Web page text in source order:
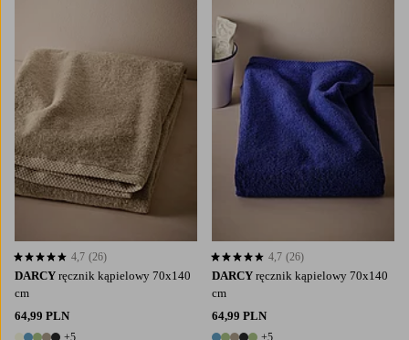
DARCY ręcznik kąpielowy 70x140
cm
64,99 PLN
+5
4,7 opierając się na 26 ocenach
4,7 (26)
DARCY ręcznik kąpielowy 70x140
cm
64,99 PLN
+5
4,7 opierając się na 26 ocenach
4,7 (26)